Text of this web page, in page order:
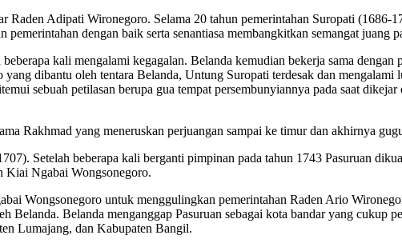
Adipati Wironegoro. Selama 20 tahun pemerintahan Suropati (1686-
dengan baik serta senantiasa membangkitkan semangat juang
kali mengalami kegagalan. Belanda kemudian bekerja sama
dibantu oleh tentara Belanda, Untung Suropati terdesak dan mengalami
sebuah petilasan berupa gua tempat persembunyiannya pada saat
Rakhmad yang meneruskan perjuangan sampai ke timur dan akhirnya
Setelah beberapa kali berganti pimpinan pada tahun 1743 Pasuruan
Kiai Ngabai Wongsonegoro.
Wongsonegoro untuk menggulingkan pemerintahan Raden Ario
Belanda menganggap Pasuruan sebagai kota bandar yang cukup
Lumajang, dan Kabupaten Bangil.